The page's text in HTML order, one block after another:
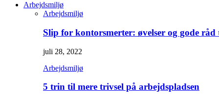
Arbejdsmiljø
Arbejdsmiljø
Slip for kontorsmerter: øvelser og gode
juli 28, 2022
Arbejdsmiljø
5 trin til mere trivsel på arbejdspladsen